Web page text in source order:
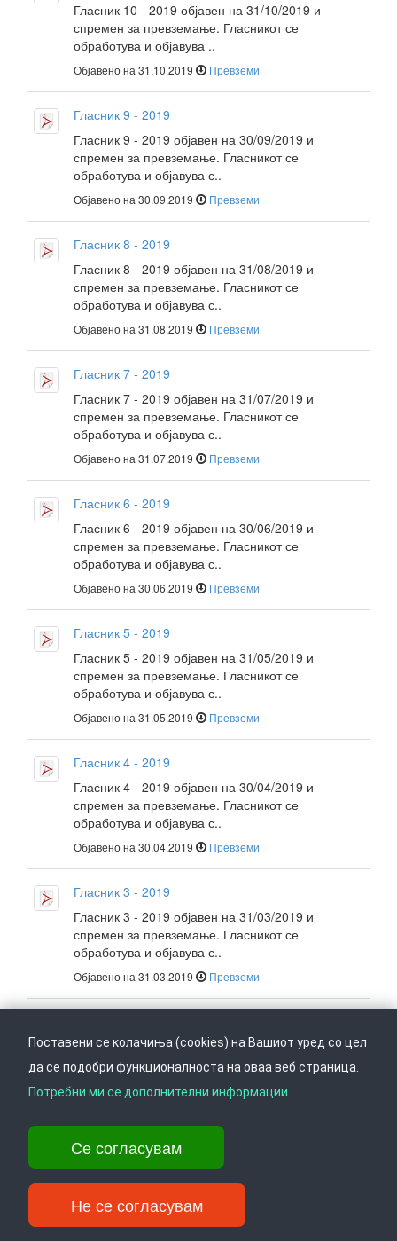
Гласник 10 - 2019 објавен на 31/10/2019 и
спремен за превземање. Гласникот се
обработува и објавува ..
Објавено на 31.10.2019 Превземи
Гласник 9 - 2019
Гласник 9 - 2019 објавен на 30/09/2019 и
спремен за превземање. Гласникот се
обработува и објавува с..
Објавено на 30.09.2019 Превземи
Гласник 8 - 2019
Гласник 8 - 2019 објавен на 31/08/2019 и
спремен за превземање. Гласникот се
обработува и објавува с..
Објавено на 31.08.2019 Превземи
Гласник 7 - 2019
Гласник 7 - 2019 објавен на 31/07/2019 и
спремен за превземање. Гласникот се
обработува и објавува с..
Објавено на 31.07.2019 Превземи
Гласник 6 - 2019
Гласник 6 - 2019 објавен на 30/06/2019 и
спремен за превземање. Гласникот се
обработува и објавува с..
Објавено на 30.06.2019 Превземи
Гласник 5 - 2019
Гласник 5 - 2019 објавен на 31/05/2019 и
спремен за превземање. Гласникот се
обработува и објавува с..
Објавено на 31.05.2019 Превземи
Гласник 4 - 2019
Гласник 4 - 2019 објавен на 30/04/2019 и
спремен за превземање. Гласникот се
обработува и објавува с..
Објавено на 30.04.2019 Превземи
Гласник 3 - 2019
Гласник 3 - 2019 објавен на 31/03/2019 и
спремен за превземање. Гласникот се
обработува и објавува с..
Објавено на 31.03.2019 Превземи
Гласник 2 - 2019 објавен на 28/02/2019 и
спремен за превземање. Гласникот се
Гласник 1 - 2019
спремен за превземање. Гласникот се
обработува и објавува с..
Поставени се колачиња (cookies) на Вашиот уред со цел
да се подобри функционалноста на оваа веб страница.
Потребни ми се дополнителни информации
Се согласувам
Не се согласувам